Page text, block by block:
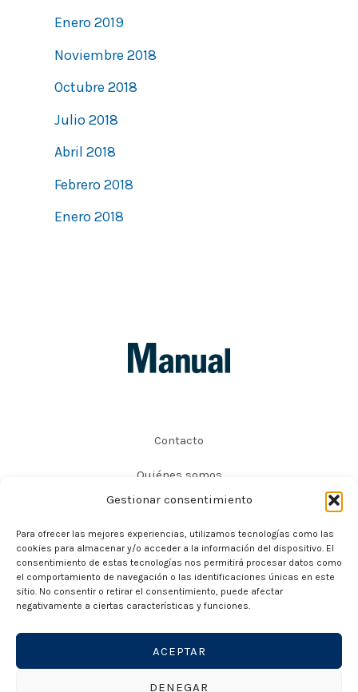
Gestionar consentimiento
Para ofrecer las mejores experiencias, utilizamos tecnologías como las
cookies para almacenar y/o acceder a la información del dispositivo. El
consentimiento de estas tecnologías nos permitirá procesar datos como
el comportamiento de navegación o las identificaciones únicas en este
sitio. No consentir o retirar el consentimiento, puede afectar
negativamente a ciertas características y funciones.
ACEPTAR
DENEGAR
Enero 2019
Noviembre 2018
Octubre 2018
Julio 2018
Abril 2018
Febrero 2018
Enero 2018
Contacto
Quiénes somos
Política de privacidad
Política de cookies
¡Síguenos en redes!